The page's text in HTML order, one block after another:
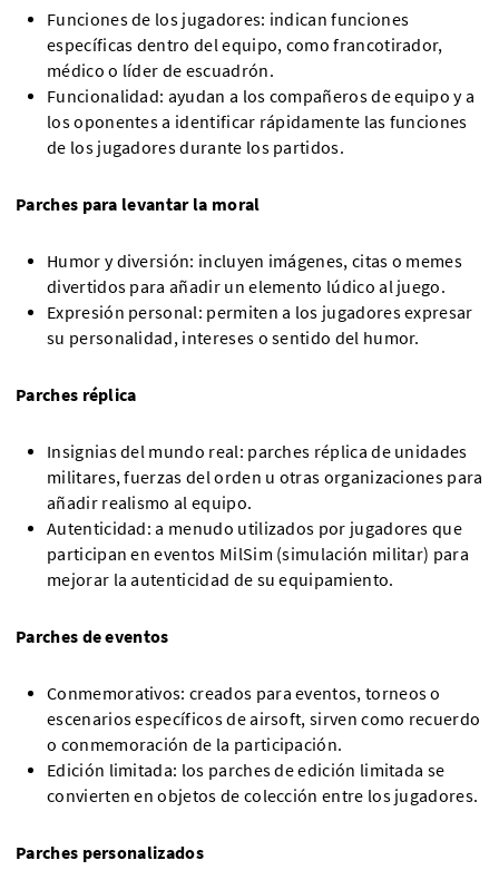
Funciones de los jugadores: indican funciones
específicas dentro del equipo, como francotirador,
médico o líder de escuadrón.
Funcionalidad: ayudan a los compañeros de equipo y a
los oponentes a identificar rápidamente las funciones
de los jugadores durante los partidos.
Parches para levantar la moral
Humor y diversión: incluyen imágenes, citas o memes
divertidos para añadir un elemento lúdico al juego.
Expresión personal: permiten a los jugadores expresar
su personalidad, intereses o sentido del humor.
Parches réplica
Insignias del mundo real: parches réplica de unidades
militares, fuerzas del orden u otras organizaciones para
añadir realismo al equipo.
Autenticidad: a menudo utilizados por jugadores que
participan en eventos MilSim (simulación militar) para
mejorar la autenticidad de su equipamiento.
Parches de eventos
Conmemorativos: creados para eventos, torneos o
escenarios específicos de airsoft, sirven como recuerdo
o conmemoración de la participación.
Edición limitada: los parches de edición limitada se
convierten en objetos de colección entre los jugadores.
Parches personalizados